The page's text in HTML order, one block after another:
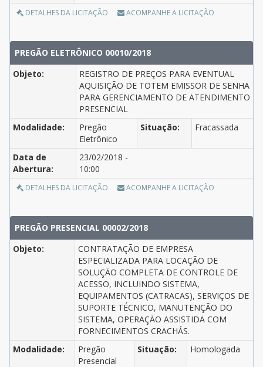
DETALHES DA LICITAÇÃO ACOMPANHE A LICITAÇÃO
PREGÃO ELETRÔNICO 00010/2018
Objeto:
REGISTRO DE PREÇOS PARA EVENTUAL
AQUISIÇÃO DE TOTEM EMISSOR DE SENHA
PARA GERENCIAMENTO DE ATENDIMENTO
PRESENCIAL
Modalidade:
Pregão
Eletrônico
Situação: Fracassada
Data de
Abertura:
23/02/2018 -
10:00
DETALHES DA LICITAÇÃO ACOMPANHE A LICITAÇÃO
PREGÃO PRESENCIAL 00002/2018
Objeto:
CONTRATAÇÃO DE EMPRESA
ESPECIALIZADA PARA LOCAÇÃO DE
SOLUÇÃO COMPLETA DE CONTROLE DE
ACESSO, INCLUINDO SISTEMA,
EQUIPAMENTOS (CATRACAS), SERVIÇOS DE
SUPORTE TÉCNICO, MANUTENÇÃO DO
SISTEMA, OPERAÇÃO ASSISTIDA COM
FORNECIMENTOS CRACHÁS.
Modalidade:
Pregão
Presencial
Situação: Homologada